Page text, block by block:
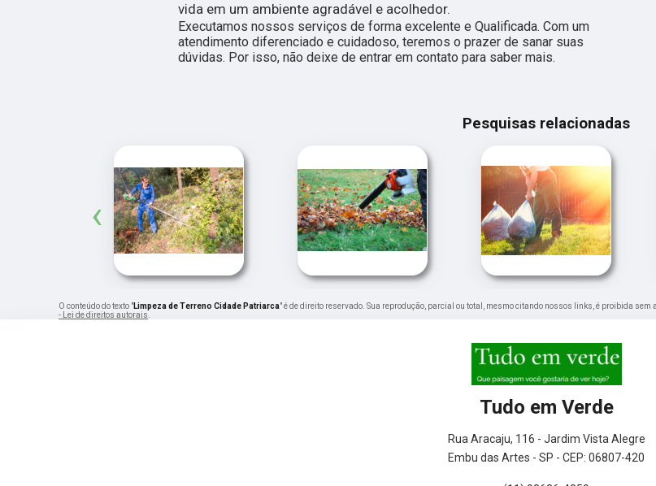
vida em um ambiente agradável e acolhedor.
Executamos nossos serviços de forma excelente e Qualificada. Com um
atendimento diferenciado e cuidadoso, teremos o prazer de sanar suas
dúvidas. Por isso, não deixe de entrar em contato para saber mais.
Pesquisas relacionadas
‹
O conteúdo do texto "Limpeza de Terreno Cidade Patriarca" é de direito reservado. Sua reprodução, parcial ou total, mesmo citando nossos links, é proibida
- Lei de direitos autorais.
Tudo em Verde
Rua Aracaju, 116 - Jardim Vista Alegre
Embu das Artes - SP - CEP: 06807-420